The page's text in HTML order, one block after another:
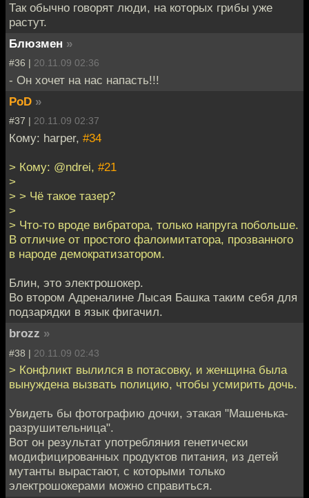
Так обычно говорят люди, на которых грибы уже
растут.
Блюзмен »
#36 | 20.11.09 02:36
- Он хочет на нас напасть!!!
PoD »
#37 | 20.11.09 02:37
Кому: harper, #34
> Кому: @ndrei, #21
>
> > Чё такое тазер?
>
> Что-то вроде вибратора, только напруга побольше.
В отличие от простого фалоимитатора, прозванного
в народе демократизатором.
Блин, это электрошокер.
Во втором Адреналине Лысая Башка таким себя для
подзарядки в язык фигачил.
brozz »
#38 | 20.11.09 02:43
> Конфликт вылился в потасовку, и женщина была
вынуждена вызвать полицию, чтобы усмирить дочь.
Увидеть бы фотографию дочки, этакая "Машенька-
разрушительница".
Вот он результат употребляния генетически
модифицированных продуктов питания, из детей
мутанты вырастают, с которыми только
электрошокерами можно справиться.